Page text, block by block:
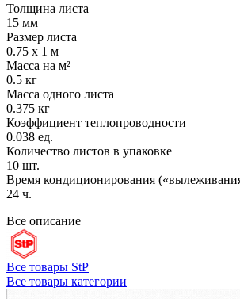
Толщина листа
15 мм
Размер листа
0.75 х 1 м
Масса на м²
0.5 кг
Масса одного листа
0.375 кг
Коэффициент теплопроводности
0.038 ед.
Количество листов в упаковке
10 шт.
Время кондиционирования
24 ч.
Все описание
Все товары StP
Все товары категории